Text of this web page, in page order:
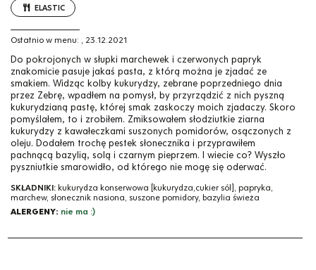
ELASTIC
Ostatnio w menu: , 23.12.2021
Do pokrojonych w słupki marchewek i czerwonych papryk
znakomicie pasuje jakaś pasta, z którą można je zjadać ze
smakiem. Widząc kolby kukurydzy, zebrane poprzedniego dnia
przez Zebrę, wpadłem na pomysł, by przyrządzić z nich pyszną
kukurydzianą pastę, której smak zaskoczy moich zjadaczy. Skoro
pomyślałem, to i zrobiłem. Zmiksowałem słodziutkie ziarna
kukurydzy z kawałeczkami suszonych pomidorów, osączonych z
oleju. Dodałem trochę pestek słonecznika i przyprawiłem
pachnącą bazylią, solą i czarnym pieprzem. I wiecie co? Wyszło
pyszniutkie smarowidło, od którego nie mogę się oderwać.
SKŁADNIKI: kukurydza konserwowa [kukurydza,cukier sól], papryka,
marchew, słonecznik nasiona, suszone pomidory, bazylia świeża
ALERGENY: nie ma :)